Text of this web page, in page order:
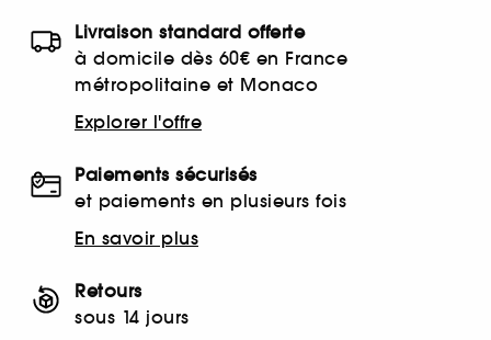
Livraison standard offerte
à domicile dès 60€ en France
métropolitaine et Monaco
Explorer l'offre
Paiements sécurisés
et paiements en plusieurs fois
En savoir plus
Retours
sous 14 jours